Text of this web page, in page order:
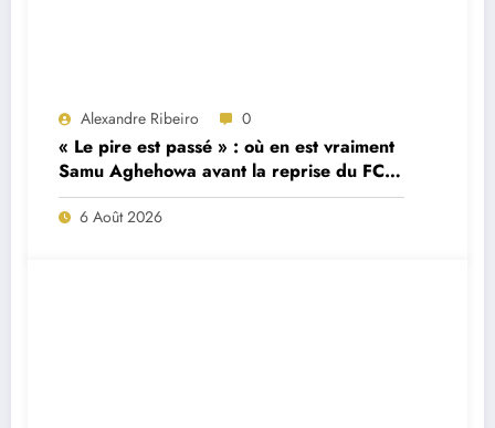
Alexandre Ribeiro 0
« Le pire est passé » : où en est vraiment
Samu Aghehowa avant la reprise du FC
Porto ?
6 Août 2026